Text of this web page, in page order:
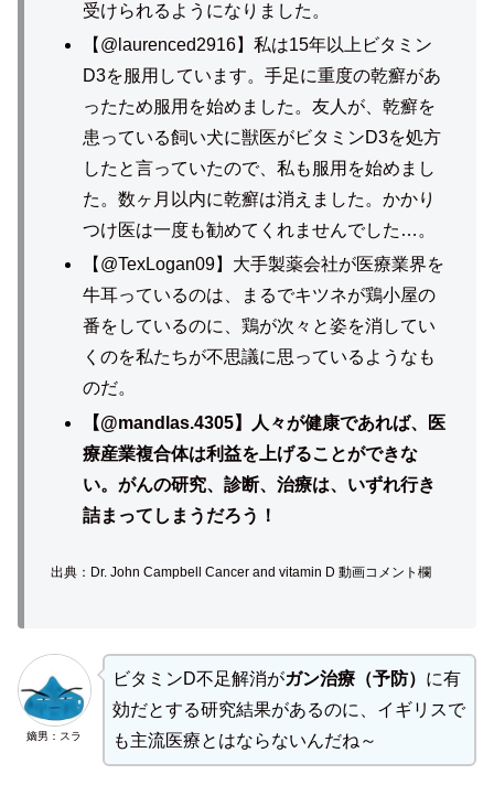
受けられるようになりました。
【@laurenced2916】私は15年以上ビタミン
D3を服用しています。手足に重度の乾癬があ
ったため服用を始めました。友人が、乾癬を
患っている飼い犬に獣医がビタミンD3を処方
したと言っていたので、私も服用を始めまし
た。数ヶ月以内に乾癬は消えました。かかり
つけ医は一度も勧めてくれませんでした…。
【@TexLogan09】大手製薬会社が医療業界を
牛耳っているのは、まるでキツネが鶏小屋の
番をしているのに、鶏が次々と姿を消してい
くのを私たちが不思議に思っているようなも
のだ。
【@mandlas.4305】人々が健康であれば、医
療産業複合体は利益を上げることができな
い。がんの研究、診断、治療は、いずれ行き
詰まってしまうだろう！
出典：Dr. John Campbell Cancer and vitamin D 動画コメント欄
嫡男：スラ
ビタミンD不足解消がガン治療（予防） に有
効だとする研究結果があるのに、イギリスで
も主流医療とはならないんだね～